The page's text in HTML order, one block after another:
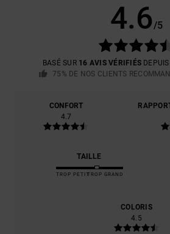
4.6/5
BASÉ SUR 16 AVIS VÉRIFIÉS
75% DE NOS CLIENTS
CONFORT
4.7
TAILLE
TROP PETITTROP GRAND
COLORIS
4.5